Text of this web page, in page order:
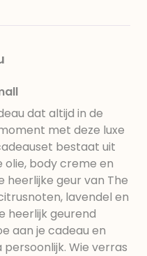
dat altijd in de
met deze luxe
bestaat uit
olie, body creme en
heerlijke geur van The
lavendel en
heerlijk geurend
aan je cadeau en
Wie verras